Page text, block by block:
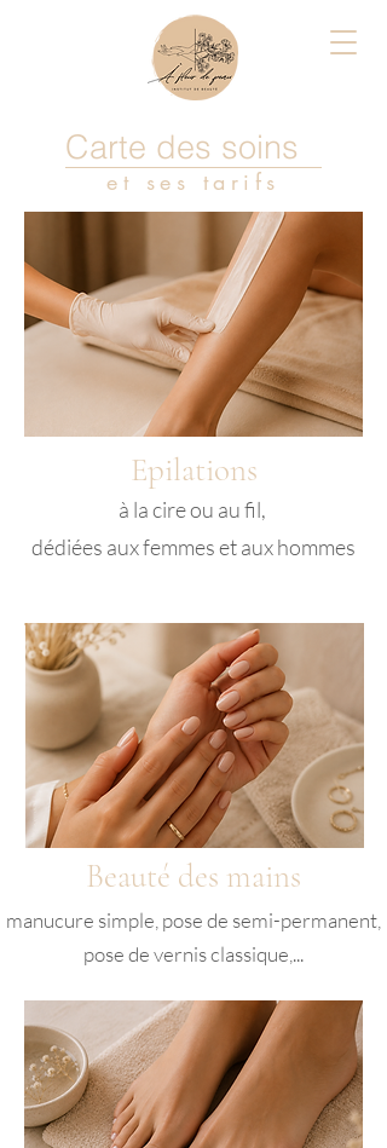
Carte des soins
et ses tarifs
Epilations
à la cire ou au fil,
dédiées aux femmes et aux hommes
Beauté des mains
manucure simple, pose de semi-permanent,
pose de vernis classique,...